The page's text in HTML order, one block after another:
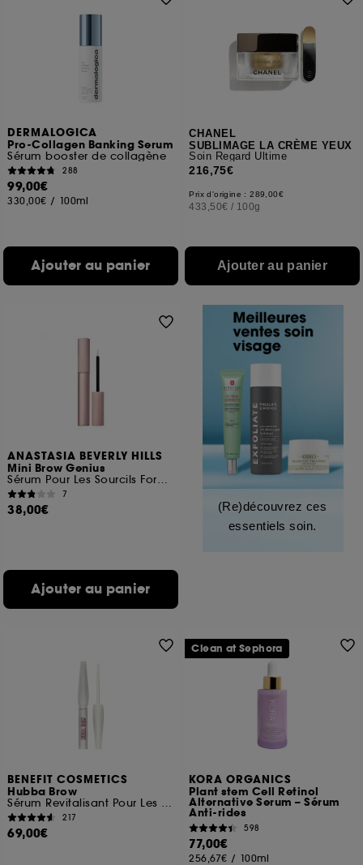
DERMALOGICA
Pro-Collagen Banking Serum
Sérum booster de collagène
288
99,00€
330,00€ / 100ml
Ajouter au panier
CHANEL
SUBLIMAGE LA CRÈME YEUX
Soin Regard Ultime
216,75€
Prix d'origine : 289,00€
433,50€ / 100g
Ajouter au panier
ANASTASIA BEVERLY HILLS
Mini Brow Genius
Sérum Pour Les Sourcils Format Voyage
7
38,00€
Ajouter au panier
(Re)découvrez ces
essentiels soin.
BENEFIT COSMETICS
Hubba Brow
Sérum Revitalisant Pour Les Sourcils
217
69,00€
KORA ORGANICS
Plant stem Cell Retinol
Alternative Serum – Sérum
Anti-rides
598
77,00€
256,67€ / 100ml
Clean at Sephora